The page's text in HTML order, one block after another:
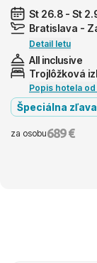
St 26.8 - St
Bratislava -
Detail letu
All inclusive
Trojlôžková
Popis hotela od
Špeciálna
za osobu689 €